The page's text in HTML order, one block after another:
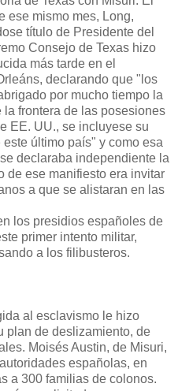
ese mismo mes, Long,
título de Presidente del
Consejo de Texas hizo
más tarde en el
declarando que "los
por mucho tiempo la
frontera de las posesiones
EE. UU., se incluyese su
último país" y como esa
declaraba independiente la
de ese manifiesto era invitar
a que se alistaran en las
los presidios españoles de
primer intento militar,
a los filibusteros.
al esclavismo le hizo
plan de deslizamiento, de
Moisés Austin, de Misuri,
españolas, en
a 300 familias de colonos.